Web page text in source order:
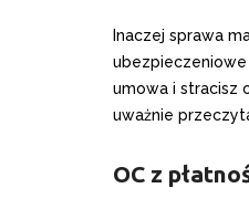
Inaczej sprawa
ubezpieczeniowe
umowa i stracisz
uważnie
OC z